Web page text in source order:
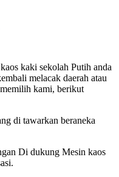
kaki sekolah Putih anda
melacak daerah atau
kami, berikut
di tawarkan beraneka
Di dukung Mesin kaos